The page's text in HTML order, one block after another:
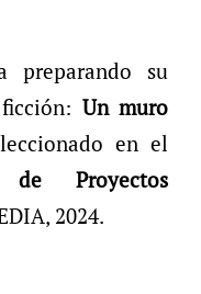
preparando su
Un muro
en el
Proyectos
2024.